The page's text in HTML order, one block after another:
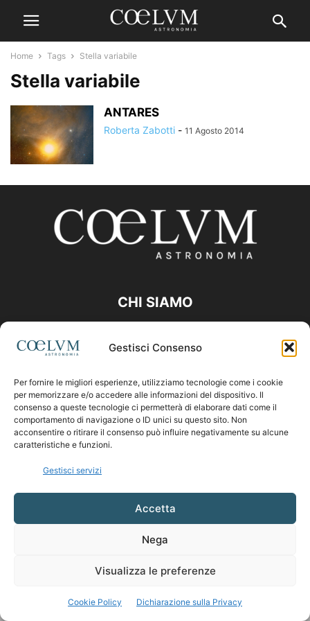
Gestisci Consenso
Per fornire le migliori esperienze, utilizziamo tecnologie come i cookie
per memorizzare e/o accedere alle informazioni del dispositivo. Il
consenso a queste tecnologie ci permetterà di elaborare dati come il
comportamento di navigazione o ID unici su questo sito. Non
acconsentire o ritirare il consenso può influire negativamente su alcune
caratteristiche e funzioni.
Gestisci servizi
Accetta
Nega
Visualizza le preferenze
Cookie Policy Dichiarazione sulla Privacy
Home Tags Stella variabile
Stella variabile
ANTARES
Roberta Zabotti - 11 Agosto 2014
CHI SIAMO
Contattaci:coelumastro@coelum.com
SEGUICI